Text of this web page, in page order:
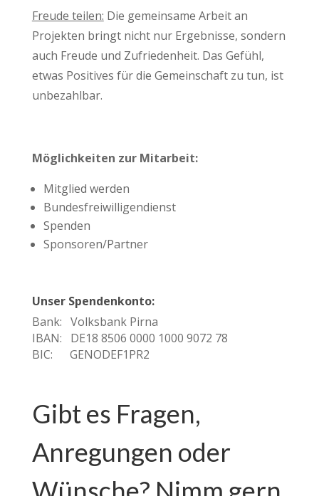
Freude teilen: Die gemeinsame Arbeit an
Projekten bringt nicht nur Ergebnisse, sondern
auch Freude und Zufriedenheit. Das Gefühl,
etwas Positives für die Gemeinschaft zu tun, ist
unbezahlbar.
Möglichkeiten zur Mitarbeit:
Mitglied werden
Bundesfreiwilligendienst
Spenden
Sponsoren/Partner
Unser Spendenkonto:
Bank: Volksbank Pirna
IBAN: DE18 8506 0000 1000 9072 78
BIC: GENODEF1PR2
Gibt es Fragen,
Anregungen oder